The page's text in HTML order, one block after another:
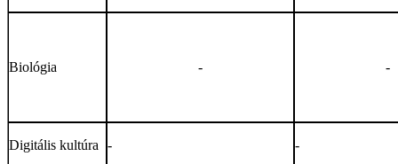
Biológia - -
Digitális kultúra - -